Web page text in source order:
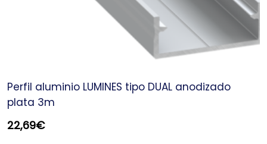
Perfil aluminio LUMINES tipo DUAL anodizado
plata 3m
22,69€